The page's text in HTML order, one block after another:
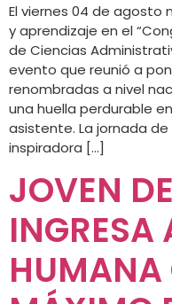
El viernes 04 de agosto
y aprendizaje en el
de Ciencias
evento que reunió a
renombradas a nivel
una huella perdurable
asistente. La jornada
inspiradora […]
JOVEN
HUMANA